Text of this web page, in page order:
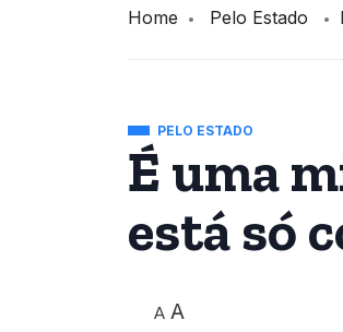
Home Pelo Estado
PELO ESTADO
É uma
está só
A A